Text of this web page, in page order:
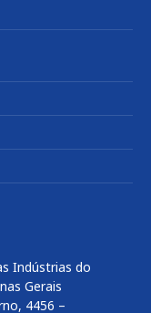
Indústrias do
Gerais
4456 –